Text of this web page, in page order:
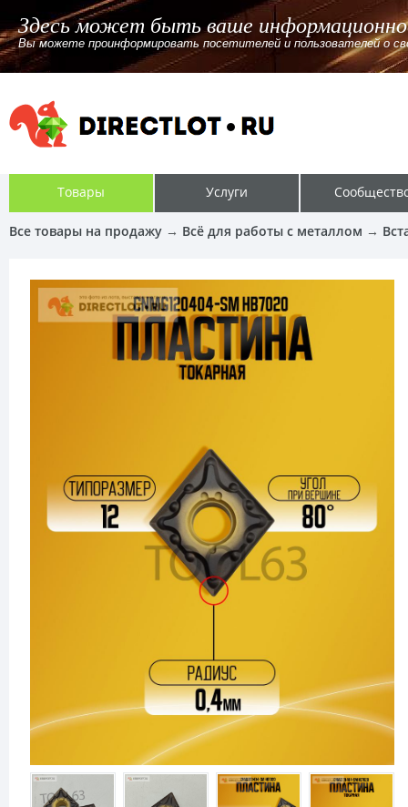
Здесь может быть ваше
Вы можете проинформировать посетителей и пользователей о
Товары Услуги
Все товары на продажу → Всё для работы с металлом →